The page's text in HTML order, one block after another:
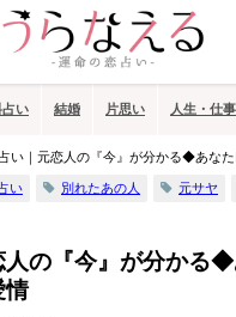
占い 結婚 片思い 人生・仕事
い｜元恋人の『今』が分かる◆あなた
い 別れたあの人 元サヤ
人の『今』が分かる
情